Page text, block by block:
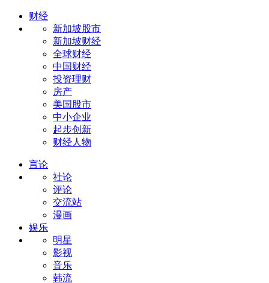
财经
新加坡股市
新加坡财经
全球财经
中国财经
投资理财
房产
美国股市
中小企业
起步创新
财经人物
言论
社论
评论
交流站
漫画
娱乐
明星
影视
音乐
韩流